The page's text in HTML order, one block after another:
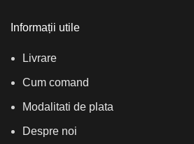
Informații utile
Livrare
Cum comand
Modalitati de plata
Despre noi